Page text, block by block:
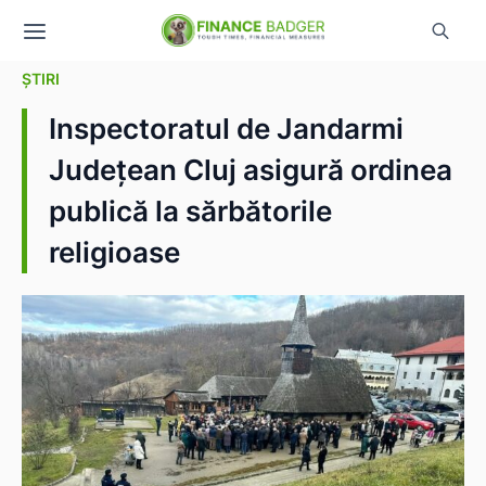
ȘTIRI
Inspectoratul de Jandarmi
Județean Cluj asigură ordinea
publică la sărbătorile
religioase